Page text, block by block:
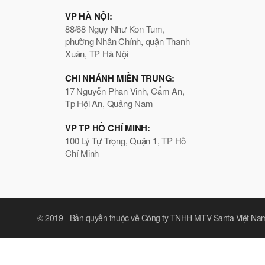
VP HÀ NỘI:
88/68 Ngụy Như Kon Tum,
phường Nhân Chính, quận Thanh
Xuân, TP Hà Nội
CHI NHÁNH MIỀN TRUNG:
17 Nguyễn Phan Vinh, Cẩm An,
Tp Hội An, Quảng Nam
VP TP HỒ CHÍ MINH:
100 Lý Tự Trọng, Quận 1, TP Hồ
Chí Minh
© 2019 - Bản quyền thuộc về Công ty TNHH MTV Santa Việt